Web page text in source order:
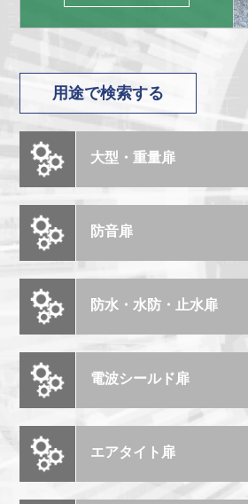
用途で検索する
大型・重量扉
防音扉
防水・水防・止水扉
電波シールド扉
エアタイト扉